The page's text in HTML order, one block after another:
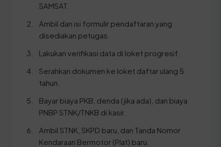
SAMSAT.
Ambil dan isi formulir pendaftaran yang
disediakan petugas.
Lakukan verifikasi data di loket progresif.
Serahkan dokumen ke loket daftar ulang 5
tahun.
Bayar biaya PKB, denda (jika ada), dan biaya
PNBP STNK/TNKB di kasir.
Ambil STNK, SKPD baru, dan Tanda Nomor
Kendaraan Bermotor (Plat) baru.